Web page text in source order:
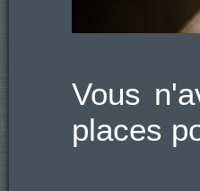
Vous
places